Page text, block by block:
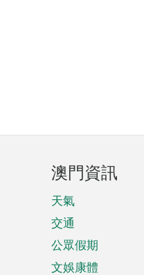
澳門資訊
天氣
交通
公眾假期
文娛康體